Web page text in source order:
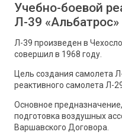
Учебно-боевой
Л-39 «Альбатрос»
Л-39 произведен в
совершил в 1968 году.
Цель создания самолета
реактивного самолета Л-
Основное
подготовка воздушных
Варшавского Договора.